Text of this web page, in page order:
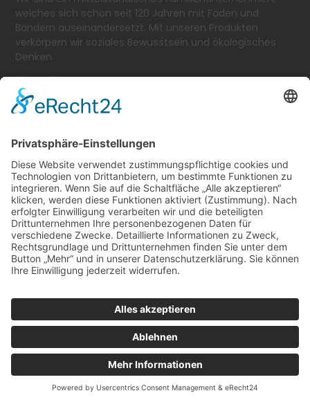
welches sich schon seit 120 Jahren mit Fäden und
Bändern auseinandersetzt. Mit unseren Produkten
verkörpern wir soziales Bewusstsein und ökologisches
Denken.
SCHÄFERSTR. 11-13
TEL.: + 49 2 02 - 2 50 53-0
E-MAIL:INFO@BLECKMANN-WEBEREI.DE
SERVICE & RECHTLICHES
Versandkostentabelle
Vertrag widerrufen
PRESSE
ZAHLARTEN
Kreditkarte
Vorkasse
Selbstabholung
PayPal
©2026BLECKMANN GMBH|
SHOPSYSTEM/WEBDESIGN: WEBANOS